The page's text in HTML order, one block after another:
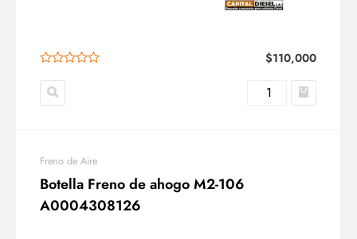
$110,000
Freno de Aire
Botella Freno de ahogo M2-106
A0004308126